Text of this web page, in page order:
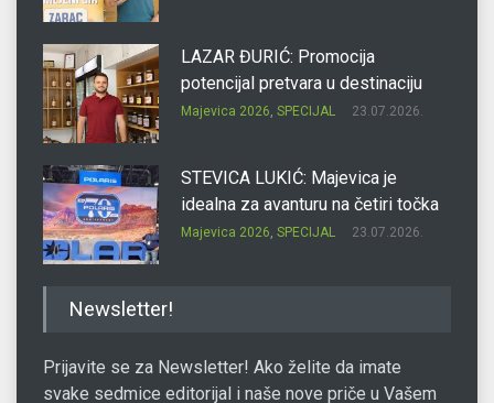
LAZAR ĐURIĆ: Promocija
potencijal pretvara u destinaciju
Majevica 2026, SPECIJAL 23.07.2026.
STEVICA LUKIĆ: Majevica je
idealna za avanturu na četiri točka
Majevica 2026, SPECIJAL 23.07.2026.
Newsletter!
Prijavite se za Newsletter! Ako želite da imate
svake sedmice editorijal i naše nove priče u Vašem